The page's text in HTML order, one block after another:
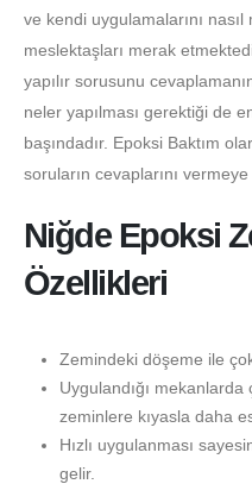
ve kendi uygulamalarını
meslektaşları merak
yapılır sorusunu
neler yapılması gerektiği de
başındadır. Epoksi Baktım
soruların cevaplarını vermeye
Niğde Epoksi
Özellikleri
Zemindeki döşeme ile
Uygulandığı
zeminlere kıyasla daha
Hızlı uygulanması
gelir.